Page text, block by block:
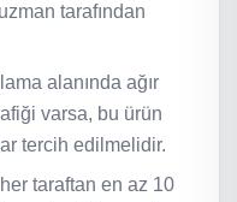
tarafından
alanında ağır
varsa, bu ürün
tercih edilmelidir.
taraftan en az 10